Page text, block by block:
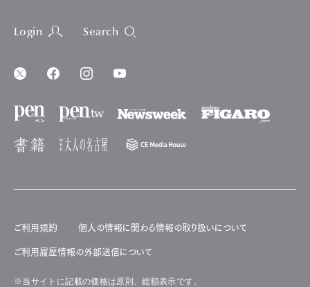
Login Search
ご利用規約 個人の情報に関わる情報の取り扱いについて
ご利用履歴情報の外部送信について
※当サイトに記載の価格は原則、総額表示です。